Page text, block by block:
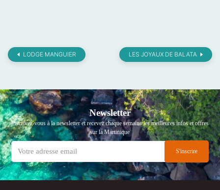
LODGE MANGUIER LES JOYAUX DE BALATA
Newsletter
Inscrivez-vous à la newsletter et recevez chaque semaine les meilleures infos et offres
sur la Martinique